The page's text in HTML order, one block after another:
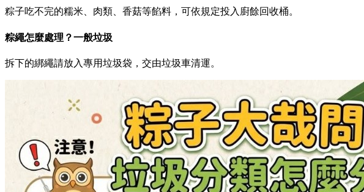
粽子吃不完的糯米、肉類、香菇等餡料，可依規定投入廚餘回收桶。
粽繩怎麼處理？一般垃圾
拆下的綁繩請放入專用垃圾袋，交由垃圾車清運。